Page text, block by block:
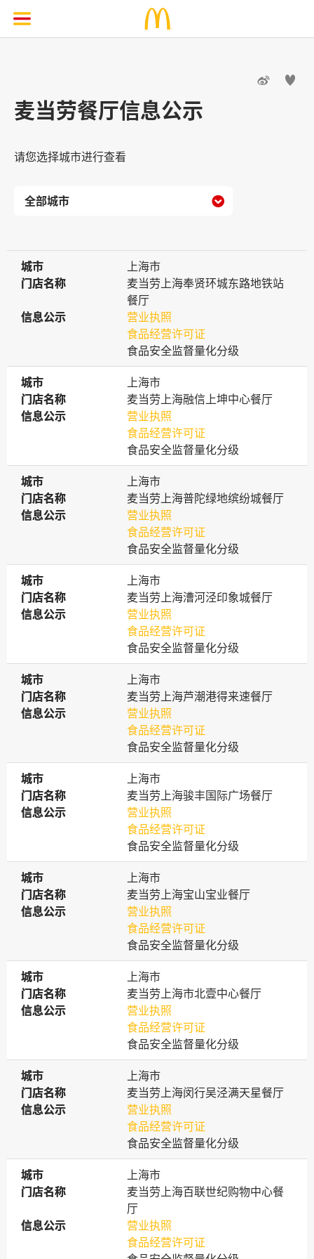
 
麦当劳餐厅信息公示
请您选择城市进行查看

城市
城市
上海市
门店名称
门店名称
麦当劳上海奉贤环城东路地铁站
餐厅
信息公示
信息公示
营业执照
食品经营许可证
食品安全监督量化分级
城市
城市
上海市
门店名称
门店名称
麦当劳上海融信上坤中心餐厅
信息公示
信息公示
营业执照
食品经营许可证
食品安全监督量化分级
城市
城市
上海市
门店名称
门店名称
麦当劳上海普陀绿地缤纷城餐厅
信息公示
信息公示
营业执照
食品经营许可证
食品安全监督量化分级
城市
城市
上海市
门店名称
门店名称
麦当劳上海漕河泾印象城餐厅
信息公示
信息公示
营业执照
食品经营许可证
食品安全监督量化分级
城市
城市
上海市
门店名称
门店名称
麦当劳上海芦潮港得来速餐厅
信息公示
信息公示
营业执照
食品经营许可证
食品安全监督量化分级
城市
城市
上海市
门店名称
门店名称
麦当劳上海骏丰国际广场餐厅
信息公示
信息公示
营业执照
食品经营许可证
食品安全监督量化分级
城市
城市
上海市
门店名称
门店名称
麦当劳上海宝山宝业餐厅
信息公示
信息公示
营业执照
食品经营许可证
食品安全监督量化分级
城市
城市
上海市
门店名称
门店名称
麦当劳上海市北壹中心餐厅
信息公示
信息公示
营业执照
食品经营许可证
食品安全监督量化分级
城市
城市
上海市
门店名称
门店名称
麦当劳上海闵行吴泾满天星餐厅
信息公示
信息公示
营业执照
食品经营许可证
食品安全监督量化分级
城市
城市
上海市
门店名称
门店名称
麦当劳上海百联世纪购物中心餐
厅
信息公示
信息公示
营业执照
食品经营许可证